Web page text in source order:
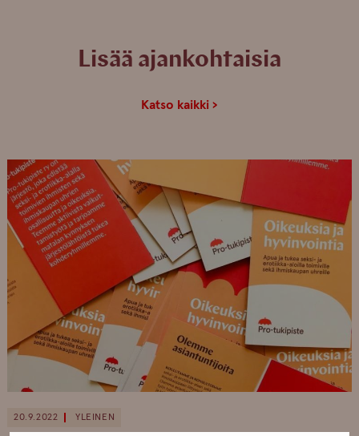
Lisää ajankohtaisia
Katso kaikki ›
20.9.2022 YLEINEN